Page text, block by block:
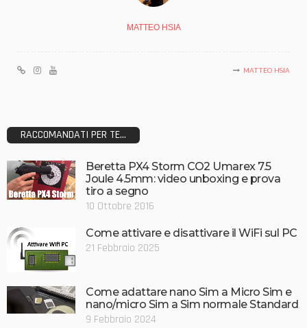
MATTEO HSIA
MATTEO HSIA
RACCOMANDATI PER TE...
Beretta PX4 Storm CO2 Umarex 7.5
Joule 4.5mm: video unboxing e prova
tiro a segno
10 Ottobre 2016
Come attivare e disattivare il WiFi sul PC
21 Febbraio 2025
Come adattare nano Sim a Micro Sim e
nano/micro Sim a Sim normale Standard
9 Febbraio 2024